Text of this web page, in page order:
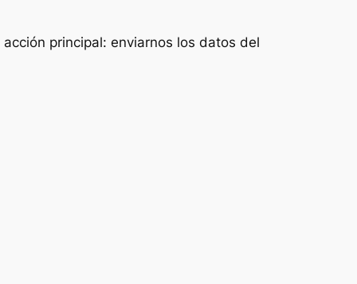
principal: enviarnos los datos del